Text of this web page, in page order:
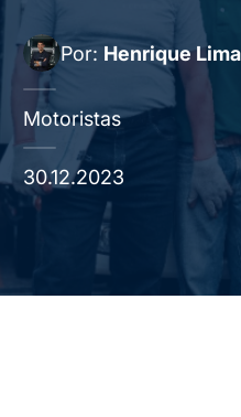
Por: Henrique Lima
Motoristas
30.12.2023